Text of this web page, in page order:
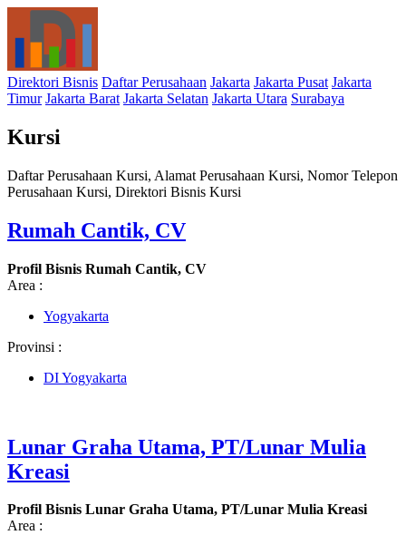
Direktori Bisnis Daftar Perusahaan Jakarta Jakarta Pusat Jakarta
Timur Jakarta Barat Jakarta Selatan Jakarta Utara Surabaya
Kursi
Daftar Perusahaan Kursi, Alamat Perusahaan Kursi, Nomor Telepon
Perusahaan Kursi, Direktori Bisnis Kursi
Rumah Cantik, CV
Profil Bisnis Rumah Cantik, CV
Area :
Yogyakarta
Provinsi :
DI Yogyakarta
Lunar Graha Utama, PT/Lunar Mulia
Kreasi
Profil Bisnis Lunar Graha Utama, PT/Lunar Mulia Kreasi
Area :